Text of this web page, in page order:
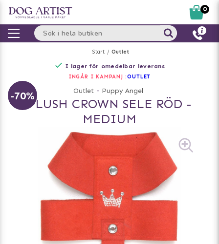
Start Outlet
I lager för omedelbar leverans
INGÅR I KAMPANJ :OUTLET
-70% Outlet - Puppy Angel
PLUSH CROWN SELE RÖD -
MEDIUM
0